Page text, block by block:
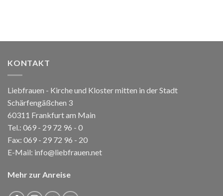
KONTAKT
Liebfrauen - Kirche und Kloster mitten in der Stadt
Schärfengäßchen 3
60311 Frankfurt am Main
Tel.: 069 - 29 72 96 - 0
Fax: 069 - 29 72 96 - 20
E-Mail: info@liebfrauen.net
Mehr zur Anreise